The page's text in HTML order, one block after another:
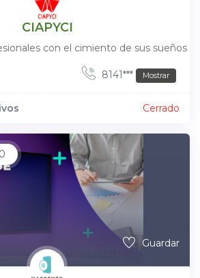
CIAPYCI
con el cimiento de sus sueños
8141*** Mostrar
Cerrado
Guardar